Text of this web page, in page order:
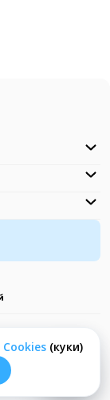
Сookies(куки)